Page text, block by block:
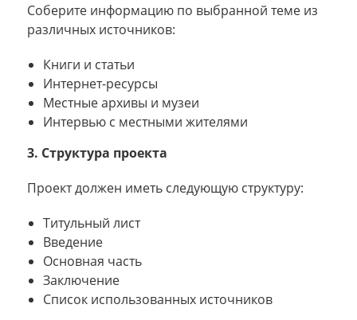
Соберите информацию по выбранной теме из
различных источников:
Книги и статьи
Интернет-ресурсы
Местные архивы и музеи
Интервью с местными жителями
3. Структура проекта
Проект должен иметь следующую структуру:
Титульный лист
Введение
Основная часть
Заключение
Список использованных источников